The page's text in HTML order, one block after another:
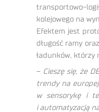
transportowo-
kolejowego na
Efektem jest
długość ramy
ładunków, którzy
– Cieszę się, że
trendy na
w sensorykę i
i automatyzacją